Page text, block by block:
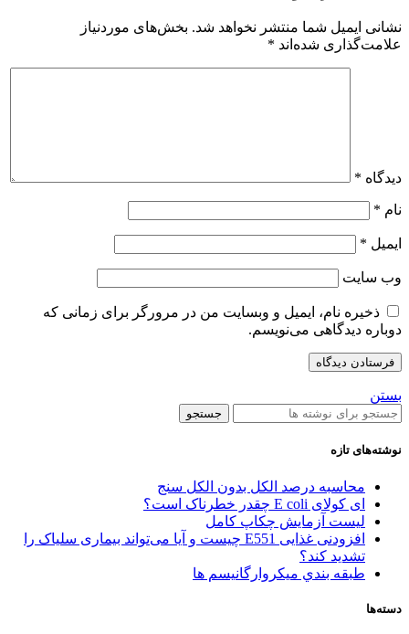
نشانی ایمیل شما منتشر نخواهد شد. بخش‌های موردنیاز
علامت‌گذاری شده‌اند *
دیدگاه *
نام *
ایمیل *
وب‌ سایت
ذخیره نام، ایمیل و وبسایت من در مرورگر برای زمانی که
دوباره دیدگاهی می‌نویسم.
بستن
جستجو
نوشته‌های تازه
محاسبه درصد الکل بدون الکل سنج
ای کولای E coli چقدر خطرناک است؟
لیست آزمایش چکاپ کامل
افزودنی غذایی E551 چیست و آیا می‌تواند بیماری سلیاک را
تشدید کند؟
طبقه بندي میکروارگانیسم ها
دسته‌ها